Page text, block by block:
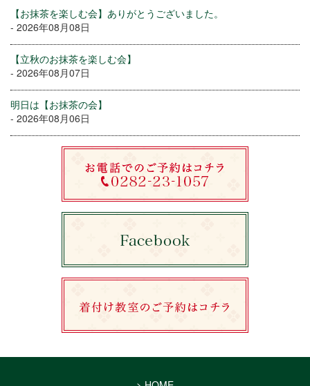
【お抹茶を楽しむ会】ありがとうございました。
- 2026年08月08日
【立秋のお抹茶を楽しむ会】
- 2026年08月07日
明日は【お抹茶の会】
- 2026年08月06日